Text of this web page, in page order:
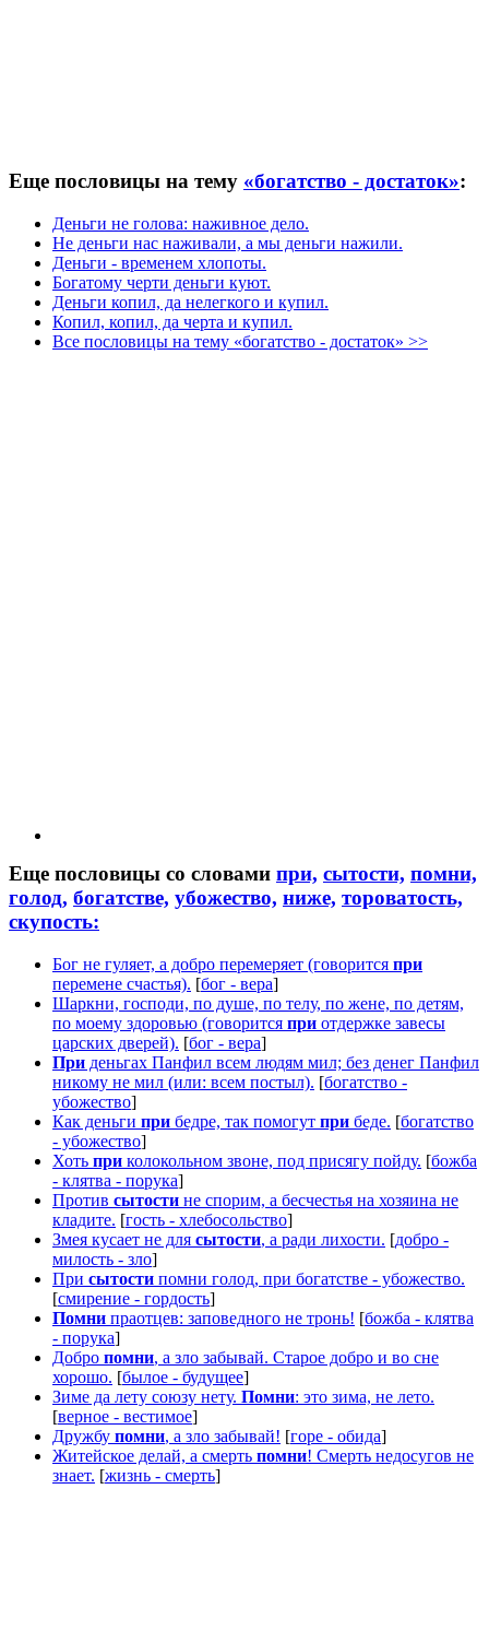
Еще пословицы на тему «богатство - достаток»:
Деньги не голова: наживное дело.
Не деньги нас наживали, а мы деньги нажили.
Деньги - временем хлопоты.
Богатому черти деньги куют.
Деньги копил, да нелегкого и купил.
Копил, копил, да черта и купил.
Все пословицы на тему «богатство - достаток» >>
Еще пословицы со словами при, сытости, помни,
голод, богатстве, убожество, ниже, тороватость,
скупость:
Бог не гуляет, а добро перемеряет (говорится при
перемене счастья). [бог - вера]
Шаркни, господи, по душе, по телу, по жене, по детям,
по моему здоровью (говорится при отдержке завесы
царских дверей). [бог - вера]
При деньгах Панфил всем людям мил; без денег Панфил
никому не мил (или: всем постыл). [богатство -
убожество]
Как деньги при бедре, так помогут при беде. [богатство
- убожество]
Хоть при колокольном звоне, под присягу пойду. [божба
- клятва - порука]
Против сытости не спорим, а бесчестья на хозяина не
кладите. [гость - хлебосольство]
Змея кусает не для сытости, а ради лихости. [добро -
милость - зло]
При сытости помни голод, при богатстве - убожество.
[смирение - гордость]
Помни праотцев: заповедного не тронь! [божба - клятва
- порука]
Добро помни, а зло забывай. Старое добро и во сне
хорошо. [былое - будущее]
Зиме да лету союзу нету. Помни: это зима, не лето.
[верное - вестимое]
Дружбу помни, а зло забывай! [горе - обида]
Житейское делай, а смерть помни! Смерть недосугов не
знает. [жизнь - смерть]